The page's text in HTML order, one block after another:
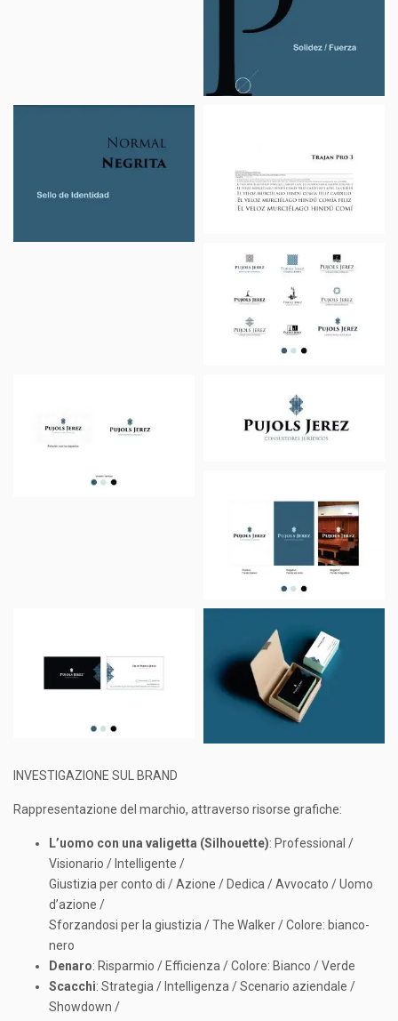
INVESTIGAZIONE SUL BRAND
Rappresentazione del marchio, attraverso risorse grafiche:
L’uomo con una valigetta (Silhouette): Professional /
Visionario / Intelligente /
Giustizia per conto di / Azione / Dedica / Avvocato / Uomo
d’azione /
Sforzandosi per la giustizia / The Walker / Colore: bianco-
nero
Denaro: Risparmio / Efficienza / Colore: Bianco / Verde
Scacchi: Strategia / Intelligenza / Scenario aziendale /
Showdown /